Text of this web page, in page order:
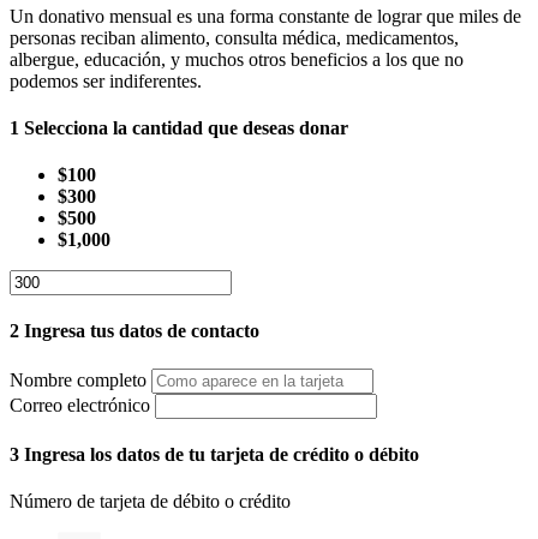
Un donativo mensual es una forma constante de lograr que miles de
personas reciban alimento, consulta médica, medicamentos,
albergue, educación, y muchos otros beneficios a los que no
podemos ser indiferentes.
1 Selecciona la cantidad que deseas donar
$100
$300
$500
$1,000
2 Ingresa tus datos de contacto
Nombre completo
Correo electrónico
3 Ingresa los datos de tu tarjeta de crédito o débito
Número de tarjeta de débito o crédito